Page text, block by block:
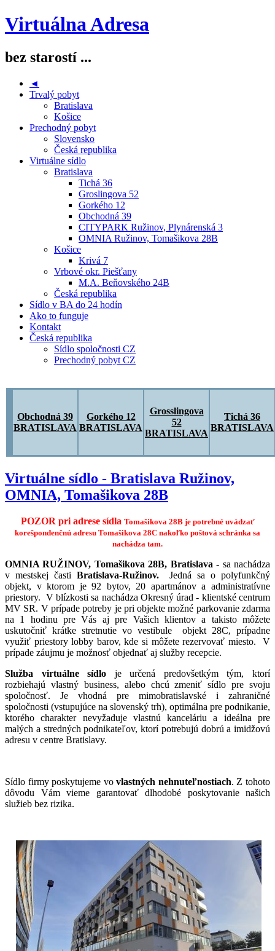
Virtuálna Adresa
bez starostí ...
◄
Trvalý pobyt
Bratislava
Košice
Prechodný pobyt
Slovensko
Česká republika
Virtuálne sídlo
Bratislava
Tichá 36
Groslingova 52
Gorkého 12
Obchodná 39
CITYPARK Ružinov, Plynárenská 3
OMNIA Ružinov, Tomašikova 28B
Košice
Krivá 7
Vrbové okr. Piešťany
M.A. Beňovského 24B
Česká republika
Sídlo v BA do 24 hodín
Ako to funguje
Kontakt
Česká republika
Sídlo spoločnosti CZ
Prechodný pobyt CZ
Obchodná 39
BRATISLAVA
Gorkého 12
BRATISLAVA
Grosslingova
52
BRATISLAVA
Tichá 36
BRATISLAVA
Virtuálne sídlo - Bratislava Ružinov,
OMNIA, Tomašikova 28B
POZOR pri adrese sídla Tomašikova 28B je potrebné uvádzať
korešpondenčnú adresu Tomašikova 28C nakoľko poštová schránka sa
nachádza tam.
OMNIA RUŽINOV, Tomašikova 28B, Bratislava - sa nachádza
v mestskej časti Bratislava-Ružinov.Jedná sa o polyfunkčný
objekt, v ktorom je 92 bytov, 20 apartmánov a administratívne
priestory. V blízkosti sa nachádza Okresný úrad - klientské centrum
MV SR. V prípade potreby je pri objekte možné parkovanie zdarma
na 1 hodinu pre Vás aj pre Vašich klientov a takisto môžete
uskutočniť krátke stretnutie vo vestibule objekt 28C, prípadne
využiť priestory lobby barov, kde si môžete rezervovať miesto. V
prípade záujmu je možnosť objednať aj služby recepcie.
Služba virtuálne sídlo je určená predovšetkým tým, ktorí
rozbiehajú vlastný business, alebo chcú zmeniť sídlo pre svoju
spoločnosť. Je vhodná pre mimobratislavské i zahraničné
spoločnosti (vstupujúce na slovenský trh), optimálna pre podnikanie,
ktorého charakter nevyžaduje vlastnú kanceláriu a ideálna pre
malých a stredných podnikateľov, ktorí potrebujú dobrú a imidžovú
adresu v centre Bratislavy.
Sídlo firmy poskytujeme vovlastných nehnuteľnostiach. Z tohoto
dôvodu Vám vieme garantovať dlhodobé poskytovanie našich
služieb bez rizika.